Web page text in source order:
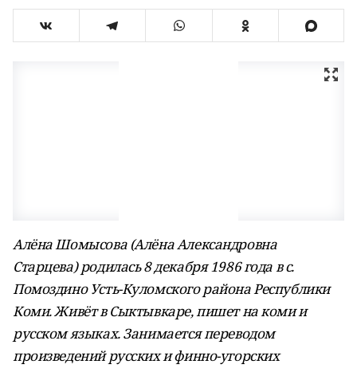
Алёна Шомысова (Алёна Александровна
Старцева) родилась 8 декабря 1986 года в с.
Помоздино Усть-Куломского района Республики
Коми. Живёт в Сыктывкаре, пишет на коми и
русском языках. Занимается переводом
произведений русских и финно-угорских